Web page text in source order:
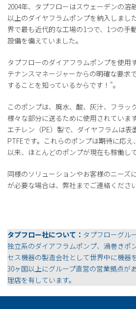
2004年、タプフローはスウェーデンの溶
以上のダイヤフラムポンプを納入しまし
界で最も近代的な工場の1つで、1つの手
設備を備えていました。
タプフローのダイアフラムポンプを使用
テナンスマネージャーからの明確な要求
することを知っているからです！"。
このポンプは、廃水、酸、灰汁、フラッ
様々な部分に送るために使用されていま
エチレン（PE）製で、ダイヤフラムは表
PTFEです。これらのポンプは期待に応
以来、ほとんどのポンプが現在も稼働し
同様のソリューションやお客様のニーズ
が必要な場合は、弊社までご連絡ください
タプフロー社について： タプフローグル
独立系のダイアフラムポンプ、渦巻きポ
セス機器の製造会社として世界中に機器
30ヶ国以上にグループ直営の営業拠点が
理店を有しています。